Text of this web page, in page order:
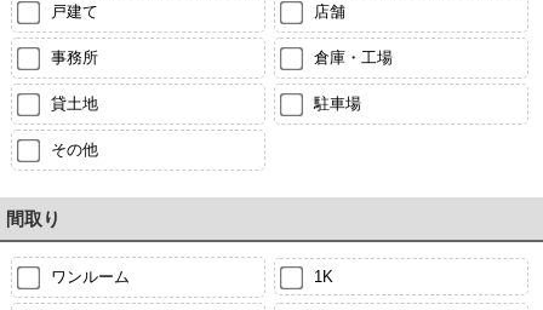
戸建て 店舗
事務所 倉庫・工場
貸土地 駐車場
その他
間取り
ワンルーム 1K